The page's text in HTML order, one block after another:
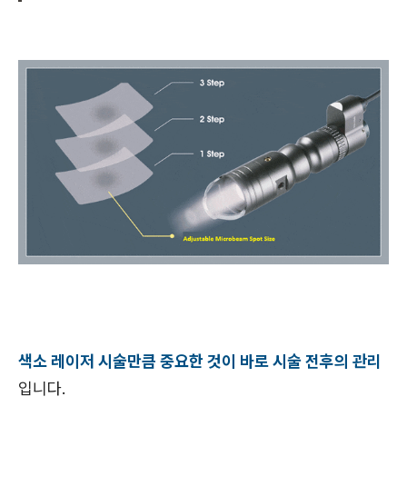
색소 레이저 시술만큼 중요한 것이 바로 시술 전후의 관리
입니다.